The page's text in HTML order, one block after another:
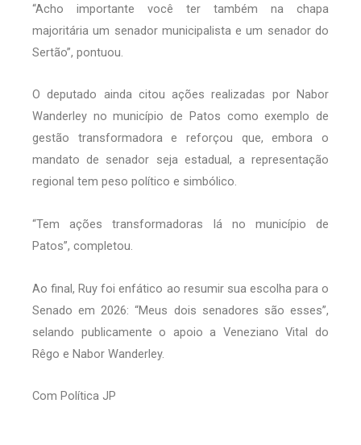
“Acho importante você ter também na chapa
majoritária um senador municipalista e um senador do
Sertão”, pontuou.
O deputado ainda citou ações realizadas por Nabor
Wanderley no município de Patos como exemplo de
gestão transformadora e reforçou que, embora o
mandato de senador seja estadual, a representação
regional tem peso político e simbólico.
“Tem ações transformadoras lá no município de
Patos”, completou.
Ao final, Ruy foi enfático ao resumir sua escolha para o
Senado em 2026: “Meus dois senadores são esses”,
selando publicamente o apoio a Veneziano Vital do
Rêgo e Nabor Wanderley.
Com Política JP